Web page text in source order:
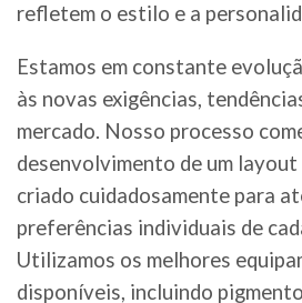
refletem o estilo e a
Estamos em constante
às novas exigências,
mercado. Nosso processo
desenvolvimento de um
criado cuidadosamente para
preferências individuais de
Utilizamos os melhores
disponíveis, incluindo